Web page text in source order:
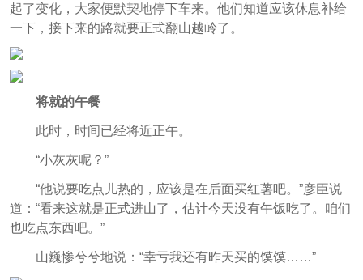
起了变化，大家便默契地停下车来。他们知道应该休息补给
一下，接下来的路就要正式翻山越岭了。
将就的午餐
此时，时间已经将近正午。
“小灰灰呢？”
“他说要吃点儿热的，应该是在后面买红薯吧。”彦臣说
道：“看来这就是正式进山了，估计今天没有午饭吃了。咱们
也吃点东西吧。”
山巍惨兮兮地说：“幸亏我还有昨天买的馍馍……”